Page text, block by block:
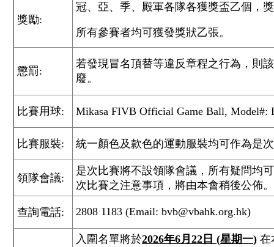
獎勵:
冠、亞、季、殿軍各隊各獲獎盃乙個，
所有參賽者均可獲發獎狀乙張。
懲罰:
若發現冒名頂替等違反章程之行為，則
廢。
比賽用球: Mikasa FIVB Official Game Ball, Model#:
比賽服裝: 統一顏色及款色的運動服裝均可作為是
領隊會議:
是次比賽將不設領隊會議，所有疑問均
次比賽之注意事項，將由本會稍後公佈。
查詢電話: 2808 1183 (Email: bvb@vbahk.org.hk)
入圍名單將於2026年6月 22 日 (星期一) 在